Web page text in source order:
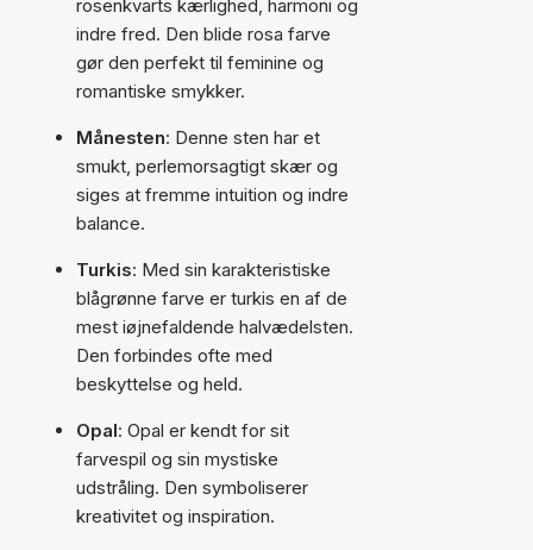
rosenkvarts kærlighed, harmoni og
indre fred. Den blide rosa farve
gør den perfekt til feminine og
romantiske smykker.
Månesten: Denne sten har et
smukt, perlemorsagtigt skær og
siges at fremme intuition og indre
balance.
Turkis: Med sin karakteristiske
blågrønne farve er turkis en af de
mest iøjnefaldende halvædelsten.
Den forbindes ofte med
beskyttelse og held.
Opal: Opal er kendt for sit
farvespil og sin mystiske
udstråling. Den symboliserer
kreativitet og inspiration.